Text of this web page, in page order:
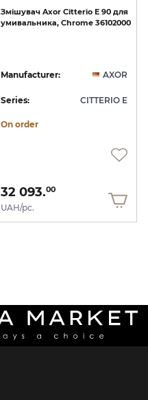
Змішувач Axor Citterio E 90 для
умивальника, Chrome 36102000
Manufacturer: AXOR
Series: CITTERIO E
On order
32 093.00
UAH/pc.